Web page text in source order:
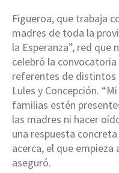
Figueroa, que trabaja
madres de toda la
la Esperanza”, red
celebró la
referentes de distintos
Lules y Concepción.
familias estén
las madres ni hacer
una respuesta
acerca, el que
aseguró.